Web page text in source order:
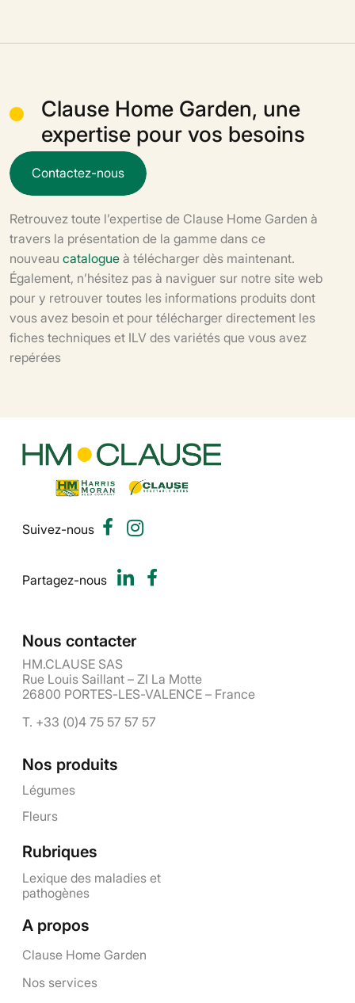
Clause Home Garden, une
expertise pour vos besoins
Contactez-nous
Retrouvez toute l’expertise de Clause Home Garden à
travers la présentation de la gamme dans ce
nouveau catalogueà télécharger dès maintenant.
Également, n’hésitez pas à naviguer sur notre site web
pour y retrouver toutes les informations produits dont
vous avez besoin et pour télécharger directement les
fiches techniques et ILV des variétés que vous avez
repérées
Suivez-nous
Partagez-nous
Nous contacter
HM.CLAUSE SAS
Rue Louis Saillant – ZI La Motte
26800 PORTES-LES-VALENCE – France
T. +33 (0)4 75 57 57 57
Nos produits
Légumes
Fleurs
Rubriques
Lexique des maladies et
pathogènes
A propos
Clause Home Garden
Nos services